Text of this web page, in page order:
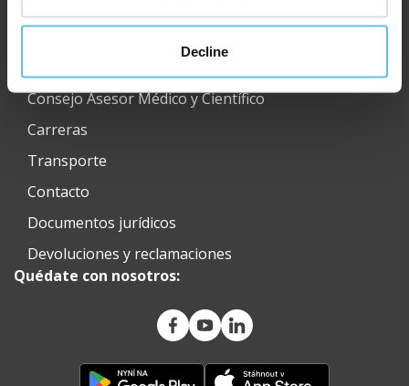
Decline
Enlaces útiles:
Consejo Asesor Médico y Científico
Carreras
Transporte
Contacto
Documentos jurídicos
Devoluciones y reclamaciones
Quédate con nosotros: